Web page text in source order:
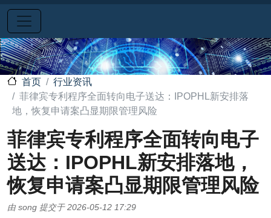
首页
行业资讯
菲律宾专利程序全面转向电子送达：IPOPHL新安排落
地，恢复申请案凸显期限管理风险
菲律宾专利程序全面转向电子
送达：IPOPHL新安排落地，
恢复申请案凸显期限管理风险
由 song 提交于 2026-05-12 17:29